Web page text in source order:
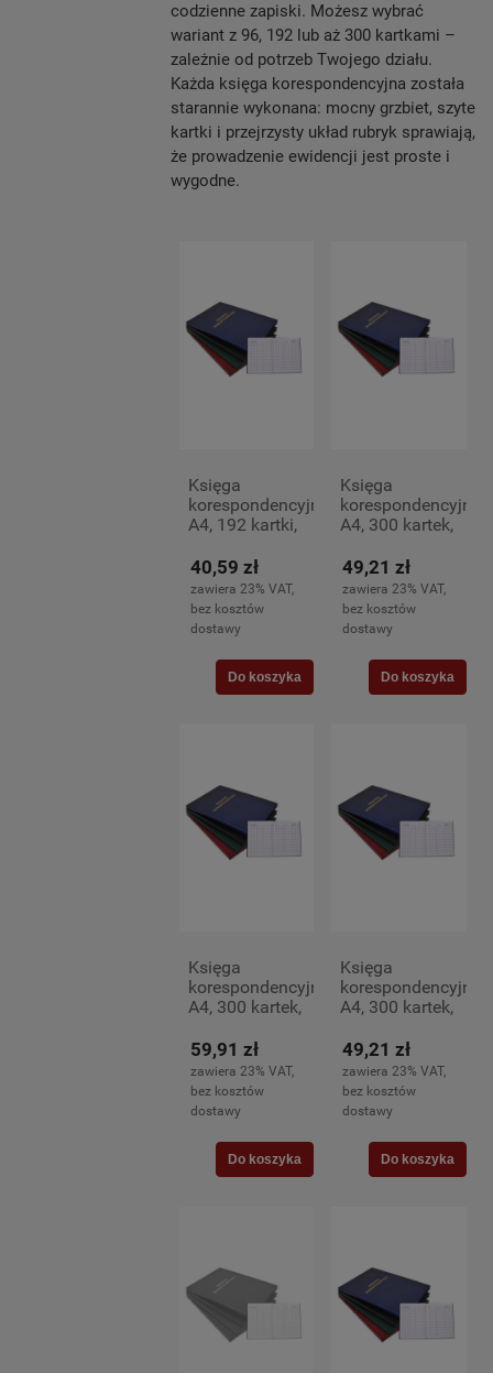
codzienne zapiski. Możesz wybrać
wariant z 96, 192 lub aż 300 kartkami –
zależnie od potrzeb Twojego działu.
Każda księga korespondencyjna została
starannie wykonana: mocny grzbiet, szyte
kartki i przejrzysty układ rubryk sprawiają,
że prowadzenie ewidencji jest proste i
wygodne.
Księga
korespondencyjna
A4, 192 kartki,
40,59 zł
zawiera 23% VAT,
bez kosztów
dostawy
Do koszyka
Księga
korespondencyjna
A4, 300 kartek,
49,21 zł
zawiera 23% VAT,
bez kosztów
dostawy
Do koszyka
Księga
korespondencyjna
A4, 300 kartek,
59,91 zł
zawiera 23% VAT,
bez kosztów
dostawy
Do koszyka
Księga
korespondencyjna
A4, 300 kartek,
49,21 zł
zawiera 23% VAT,
bez kosztów
dostawy
Do koszyka